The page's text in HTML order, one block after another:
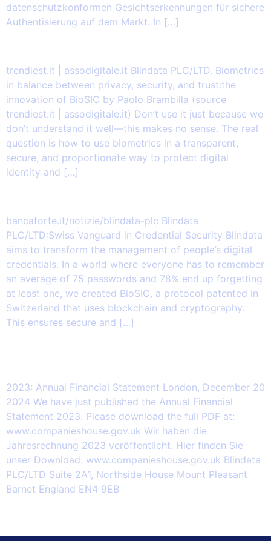
datenschutzkonformen Gesichtserkennungen für sichere
Authentisierung auf dem Markt. In […]
trendiest.it | assodigitale.it Blindata PLC/LTD. Biometrics
in balance between privacy, security, and trust:the
innovation of BioSIC by Paolo Brambilla (source
trendiest.it | assodigitale.it) Don’t use it just because we
don’t understand it well—this makes no sense. The real
question is how to use biometrics in a transparent,
secure, and proportionate way to protect digital
identity and […]
bancaforte.it/notizie/blindata-plc Blindata
PLC/LTD:Swiss Vanguard in Credential Security Blindata
aims to transform the management of people’s digital
credentials. In a world where everyone has to remember
an average of 75 passwords and 78% end up forgetting
at least one, we created BioSIC, a protocol patented in
Switzerland that uses blockchain and cryptography.
This ensures secure and […]
2023: Annual Financial Statement London, December 20
2024 We have just published the Annual Financial
Statement 2023. Please download the full PDF at:
www.companieshouse.gov.uk Wir haben die
Jahresrechnung 2023 veröffentlicht. Hier finden Sie
unser Download: www.companieshouse.gov.uk Blindata
PLC/LTD Suite 2A1, Northside House Mount Pleasant
Barnet England EN4 9EB